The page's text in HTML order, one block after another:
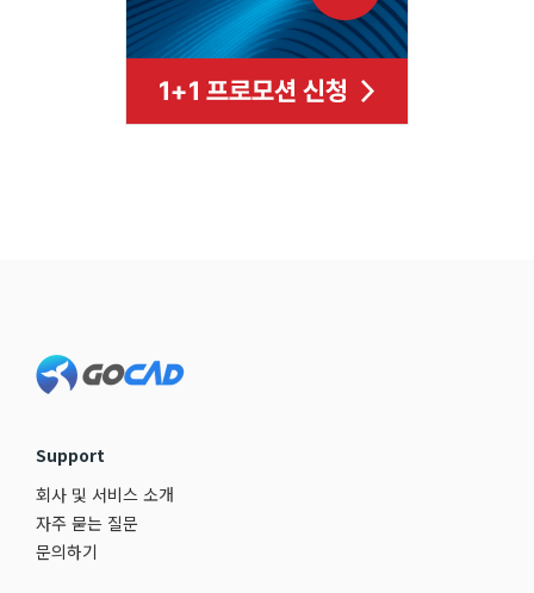
Support
회사 및 서비스 소개
자주 묻는 질문
문의하기